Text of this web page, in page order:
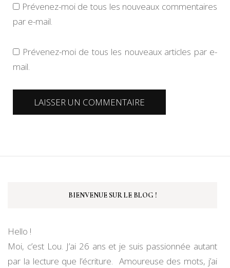
Prévenez-moi de tous les nouveaux commentaires
par e-mail.
Prévenez-moi de tous les nouveaux articles par e-
mail.
BIENVENUE SUR LE BLOG !
Hello !
Moi, c’est Lou. J’ai 26 ans et je suis passionnée autant
par la lecture que l’écriture. Amoureuse des mots, j’ai